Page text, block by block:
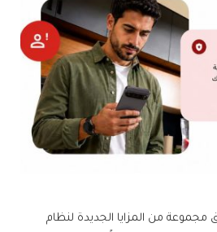
من المزايا الجديدة لنظام